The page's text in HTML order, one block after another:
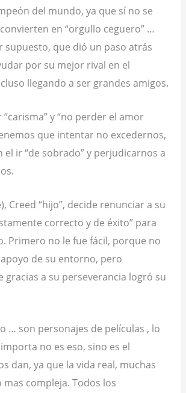
del mundo, ya que sí no se
en “orgullo ceguero” …
supuesto, que dió un paso atrás
por su mejor rival en el
llegando a ser grandes amigos.
y “no perder el amor
que intentar no excedernos,
el ir “de sobrado” y perjudicarnos a
.
, Creed “hijo”, decide renunciar a su
correcto y de éxito” para
Primero no le fue fácil, porque no
de su entorno, pero
a su perseverancia logró su
… son personajes de películas , lo
no es eso, sino es el
dan, ya que la vida real, muchas
mas compleja. Todos los